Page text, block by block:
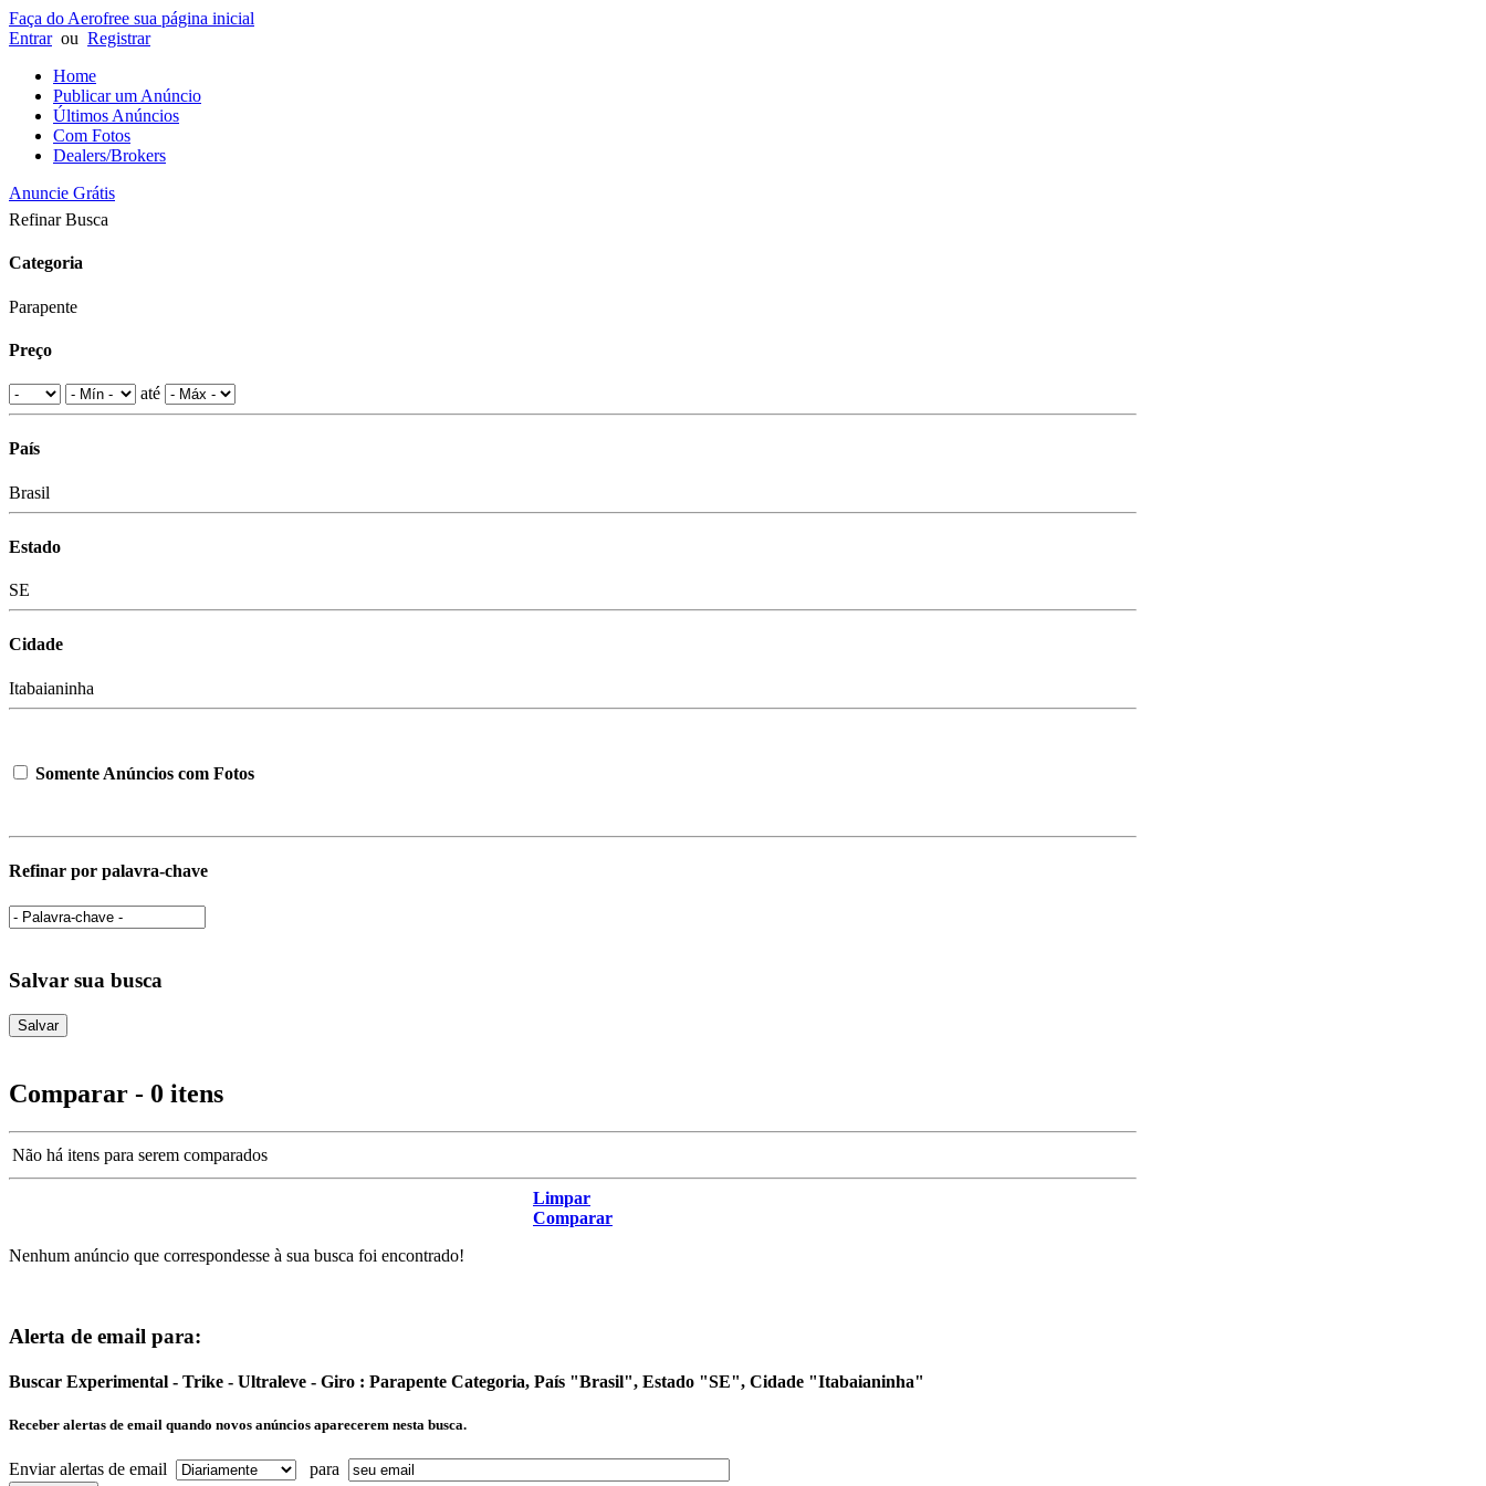
Faça do Aerofree sua página inicial
Entrarou Registrar
Home
Publicar um Anúncio
Últimos Anúncios
Com Fotos
Dealers/Brokers
Anuncie Grátis
Refinar Busca
Categoria
Parapente
Preço
até
País
Brasil
Estado
SE
Cidade
Itabaianinha
Somente Anúncios com Fotos
Refinar por palavra-chave
Salvar sua busca
Comparar - 0 itens
Não há itens para serem comparados
Limpar
Comparar
Nenhum anúncio que correspondesse à sua busca foi encontrado!
Alerta de email para:
Buscar Experimental - Trike - Ultraleve - Giro : Parapente Categoria, País "Brasil", Estado "SE", Cidade "Itabaianinha"
Receber alertas de email quando novos anúncios aparecerem nesta busca.
Enviar alertas de email para